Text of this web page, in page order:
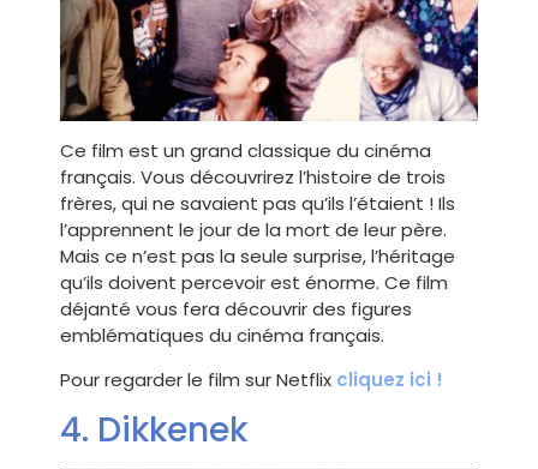
Ce film est un grand classique du cinéma
français. Vous découvrirez l’histoire de trois
frères, qui ne savaient pas qu’ils l’étaient ! Ils
l’apprennent le jour de la mort de leur père.
Mais ce n’est pas la seule surprise, l’héritage
qu’ils doivent percevoir est énorme. Ce film
déjanté vous fera découvrir des figures
emblématiques du cinéma français.
Pour regarder le film sur Netflix cliquez ici !
4. Dikkenek